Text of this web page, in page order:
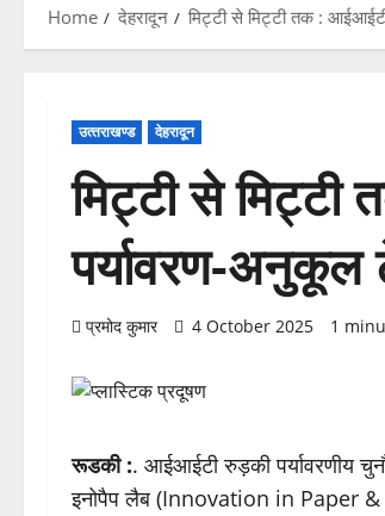
Home देहरादून मिट्टी से मिट्टी तक :
उत्‍तराखण्‍ड देहरादून
मिट्टी से
पर्यावरण-अनुकूल
प्रमोद कुमार 4 October 2025 1
रूडकी :. आईआईटी रुड़की पर्यावरणीय
इनोपैप लैब (Innovation in Paper &